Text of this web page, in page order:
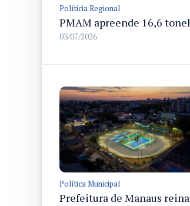
Políticia Regional
03/07/2026
Política Municipal